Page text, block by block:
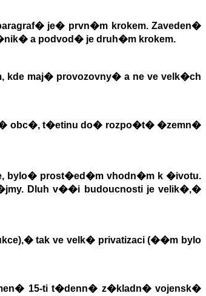
je� prvn�m krokem. Zaveden�
a podvod� je druh�m krokem.
kde maj� provozovny�a ne ve velk�ch
obc�, t�etinu do� rozpo�t� �zemn�
bylo� prost�ed�m vhodn�m k �ivotu.
Dluh v��i budoucnosti je velik�,�
�tak ve velk� privatizaci (��m bylo
15-ti t�denn� z�kladn� vojensk�